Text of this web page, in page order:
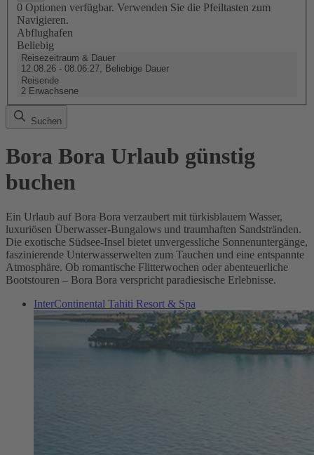
0 Optionen verfügbar. Verwenden Sie die Pfeiltasten zum
Navigieren.
Abflughafen
Beliebig
Reisezeitraum & Dauer
12.08.26 - 08.06.27, Beliebige Dauer
Reisende
2 Erwachsene
Suchen
Bora Bora Urlaub günstig
buchen
Ein Urlaub auf Bora Bora verzaubert mit türkisblauem Wasser,
luxuriösen Überwasser-Bungalows und traumhaften Sandstränden.
Die exotische Südsee-Insel bietet unvergessliche Sonnenuntergänge,
faszinierende Unterwasserwelten zum Tauchen und eine entspannte
Atmosphäre. Ob romantische Flitterwochen oder abenteuerliche
Bootstouren – Bora Bora verspricht paradiesische Erlebnisse.
InterContinental Tahiti Resort & Spa